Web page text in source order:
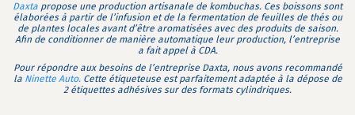
Daxta propose une production artisanale de kombuchas. Ces boissons sont
élaborées à partir de l’infusion et de la fermentation de feuilles de thés ou
de plantes locales avant d’être aromatisées avec des produits de saison.
Afin de conditionner de manière automatique leur production, l’entreprise
a fait appel à CDA.
Pour répondre aux besoins de l’entreprise Daxta, nous avons recommandé
la Ninette Auto.Cette étiqueteuse est parfaitement adaptée à la dépose de
2 étiquettes adhésives sur des formats cylindriques.